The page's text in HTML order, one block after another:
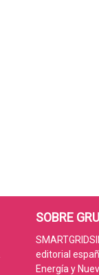
SOBRE
editorial
Energía y